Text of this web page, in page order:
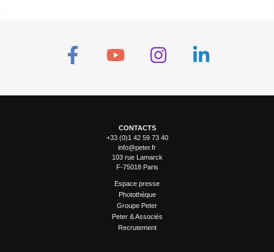
CONTACTS
+33 (0)1 42 59 73 40
info@peter.fr
103 rue Lamarck
F-75018 Paris
Espace presse
Photothèque
Groupe Peter
Peter & Associés
Recrutement